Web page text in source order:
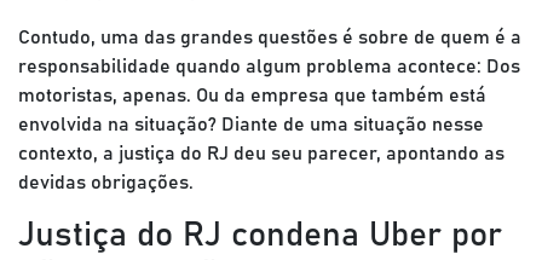
Contudo, uma das grandes questões é sobre de quem é a
responsabilidade quando algum problema acontece: Dos
motoristas, apenas. Ou da empresa que também está
envolvida na situação? Diante de uma situação nesse
contexto, a justiça do RJ deu seu parecer, apontando as
devidas obrigações.
Justiça do RJ condena Uber por